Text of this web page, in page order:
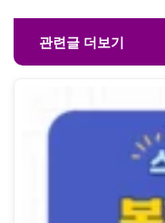
관련글 더보기